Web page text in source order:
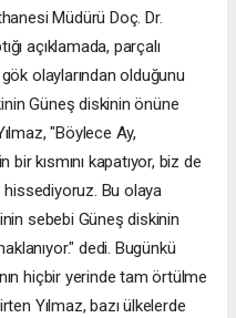
Müdürü Doç. Dr.
açıklamada, parçalı
olaylarından olduğunu
Güneş diskinin önüne
"Böylece Ay,
kısmını kapatıyor, biz de
hissediyoruz. Bu olaya
sebebi Güneş diskinin
dedi. Bugünkü
hiçbir yerinde tam örtülme
Yılmaz, bazı ülkelerde